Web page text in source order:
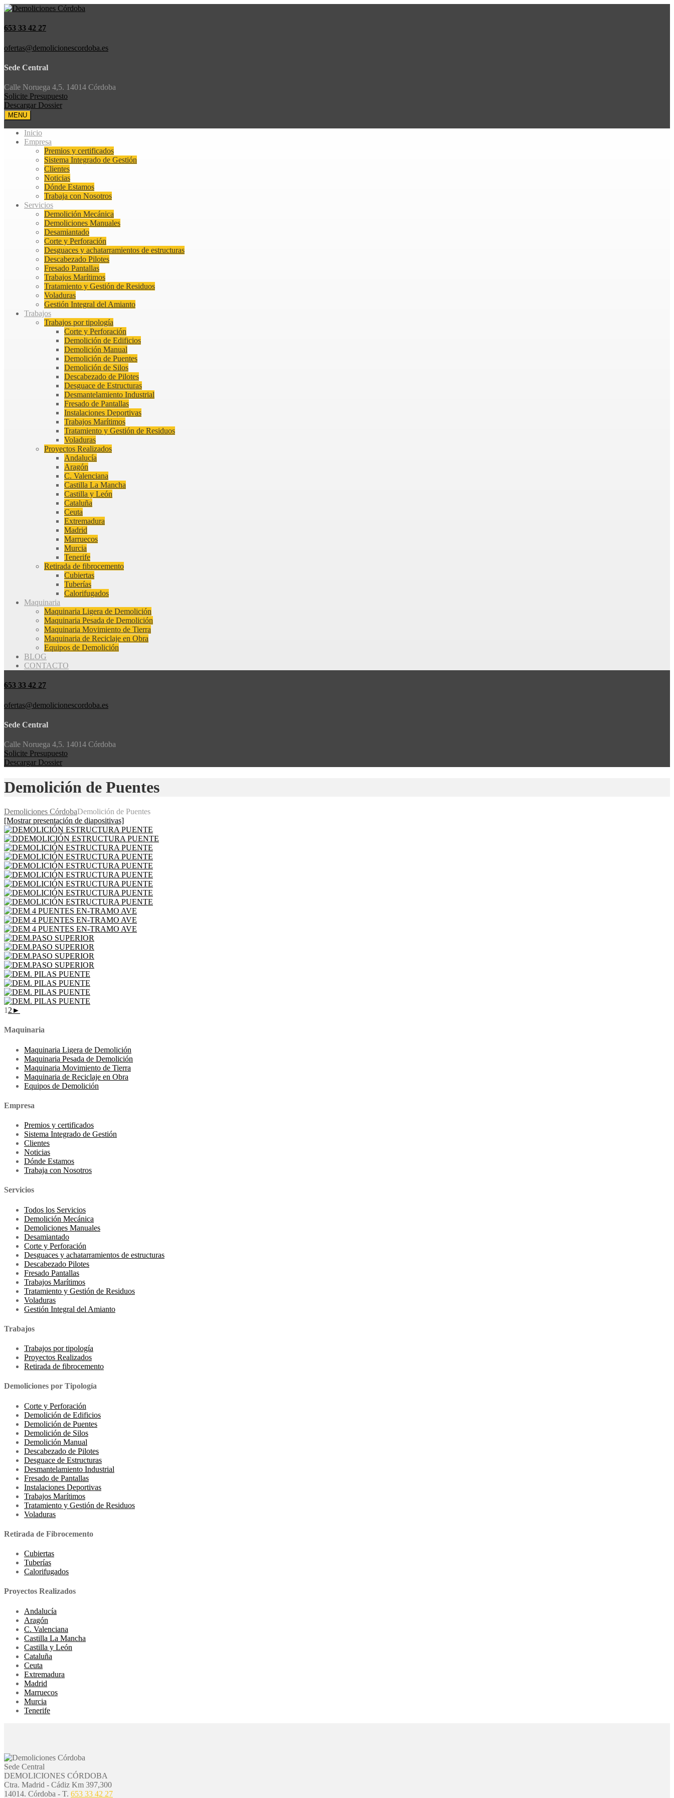
653 33 42 27
ofertas@demolicionescordoba.es
Sede Central
Calle Noruega 4,5. 14014 Córdoba
Solicite Presupuesto
Descargar Dossier
MENU
Inicio
Empresa
Premios y certificados
Sistema Integrado de Gestión
Clientes
Noticias
Dónde Estamos
Trabaja con Nosotros
Servicios
Demolición Mecánica
Demoliciones Manuales
Desamiantado
Corte y Perforación
Desguaces y achatarramientos de estructuras
Descabezado Pilotes
Fresado Pantallas
Trabajos Marítimos
Tratamiento y Gestión de Residuos
Voladuras
Gestión Integral del Amianto
Trabajos
Trabajos por tipología
Corte y Perforación
Demolición de Edificios
Demolición Manual
Demolición de Puentes
Demolición de Silos
Descabezado de Pilotes
Desguace de Estructuras
Desmantelamiento Industrial
Fresado de Pantallas
Instalaciones Deportivas
Trabajos Marítimos
Tratamiento y Gestión de Residuos
Voladuras
Proyectos Realizados
Andalucía
Aragón
C. Valenciana
Castilla La Mancha
Castilla y León
Cataluña
Ceuta
Extremadura
Madrid
Marruecos
Murcia
Tenerife
Retirada de fibrocemento
Cubiertas
Tuberías
Calorifugados
Maquinaria
Maquinaria Ligera de Demolición
Maquinaria Pesada de Demolición
Maquinaria Movimiento de Tierra
Maquinaria de Reciclaje en Obra
Equipos de Demolición
BLOG
CONTACTO
653 33 42 27
ofertas@demolicionescordoba.es
Sede Central
Calle Noruega 4,5. 14014 Córdoba
Solicite Presupuesto
Descargar Dossier
Demolición de Puentes
Demoliciones CórdobaDemolición de Puentes
[Mostrar presentación de diapositivas]
1 2 ►
Maquinaria
Maquinaria Ligera de Demolición
Maquinaria Pesada de Demolición
Maquinaria Movimiento de Tierra
Maquinaria de Reciclaje en Obra
Equipos de Demolición
Empresa
Premios y certificados
Sistema Integrado de Gestión
Clientes
Noticias
Dónde Estamos
Trabaja con Nosotros
Servicios
Todos los Servicios
Demolición Mecánica
Demoliciones Manuales
Desamiantado
Corte y Perforación
Desguaces y achatarramientos de estructuras
Descabezado Pilotes
Fresado Pantallas
Trabajos Marítimos
Tratamiento y Gestión de Residuos
Voladuras
Gestión Integral del Amianto
Trabajos
Trabajos por tipología
Proyectos Realizados
Retirada de fibrocemento
Demoliciones por Tipología
Corte y Perforación
Demolición de Edificios
Demolición de Puentes
Demolición de Silos
Demolición Manual
Descabezado de Pilotes
Desguace de Estructuras
Desmantelamiento Industrial
Fresado de Pantallas
Instalaciones Deportivas
Trabajos Marítimos
Tratamiento y Gestión de Residuos
Voladuras
Retirada de Fibrocemento
Cubiertas
Tuberías
Calorifugados
Proyectos Realizados
Andalucía
Aragón
C. Valenciana
Castilla La Mancha
Castilla y León
Cataluña
Ceuta
Extremadura
Madrid
Marruecos
Murcia
Tenerife
Sede Central
DEMOLICIONES CÓRDOBA
Ctra. Madrid - Cádiz Km 397,300
14014. Córdoba - T. 653 33 42 27